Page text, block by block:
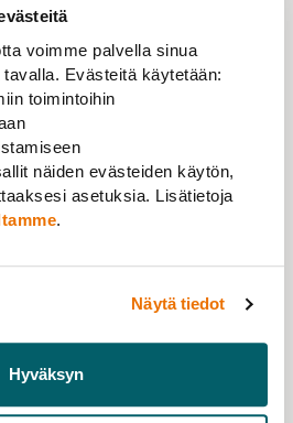
voimme palvella sinua
Evästeitä käytetään:
toimintoihin
näiden evästeiden käytön,
asetuksia. Lisätietoja
.
Näytä tiedot
Hyväksyn
liittyvää toimintaa. Ellei
nimenomaisesti velvoita häntä
työnantajan käyttöön,
rajoituksetta sen tekijällä.
jossa tuotetaan
opetukseen, oikeuksien siirto
tällöinkin oletusarvoisesti
hyödyntämisoikeudet
työntekijöitä ei tule edellyttää
työsuhdetta
näistä oikeuksistaan.
tärkeys kasvaa jatkuvasti.
esimerkiksi